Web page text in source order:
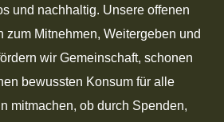
und nachhaltig. Unsere offenen
zum Mitnehmen, Weitergeben und
wir Gemeinschaft, schonen
bewussten Konsum für alle
mitmachen, ob durch Spenden,